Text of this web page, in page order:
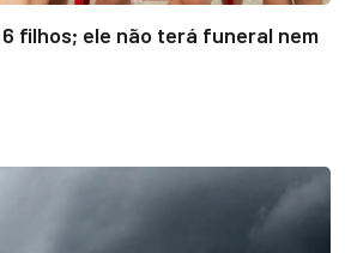
filhos; ele não terá funeral nem